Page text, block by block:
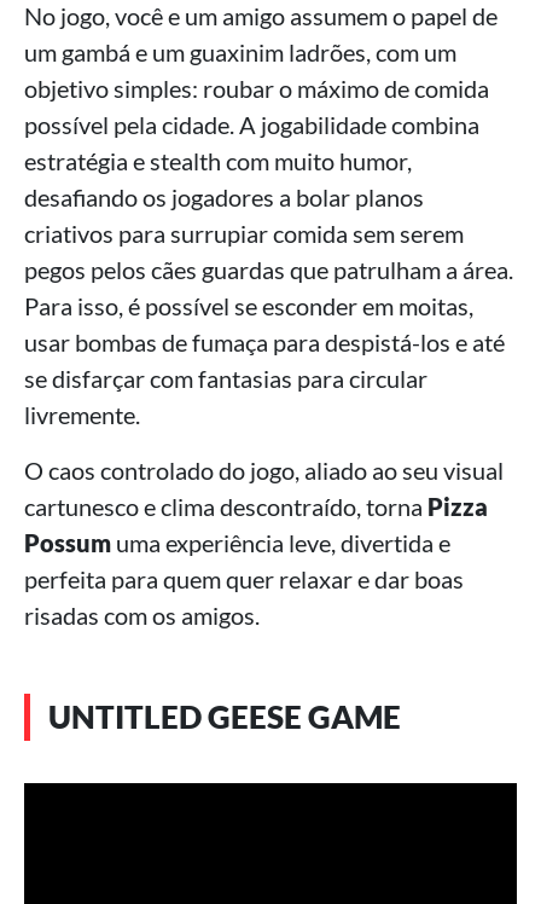
No jogo, você e um amigo assumem o papel de
um gambá e um guaxinim ladrões, com um
objetivo simples: roubar o máximo de comida
possível pela cidade. A jogabilidade combina
estratégia e stealth com muito humor,
desafiando os jogadores a bolar planos
criativos para surrupiar comida sem serem
pegos pelos cães guardas que patrulham a área.
Para isso, é possível se esconder em moitas,
usar bombas de fumaça para despistá-los e até
se disfarçar com fantasias para circular
livremente.
O caos controlado do jogo, aliado ao seu visual
cartunesco e clima descontraído, torna Pizza
Possum uma experiência leve, divertida e
perfeita para quem quer relaxar e dar boas
risadas com os amigos.
UNTITLED GEESE GAME